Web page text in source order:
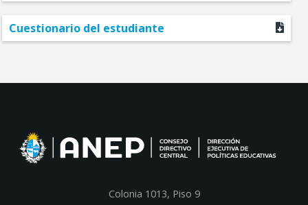
Cuestionario del estudiante
Colonia 1013, Piso 9